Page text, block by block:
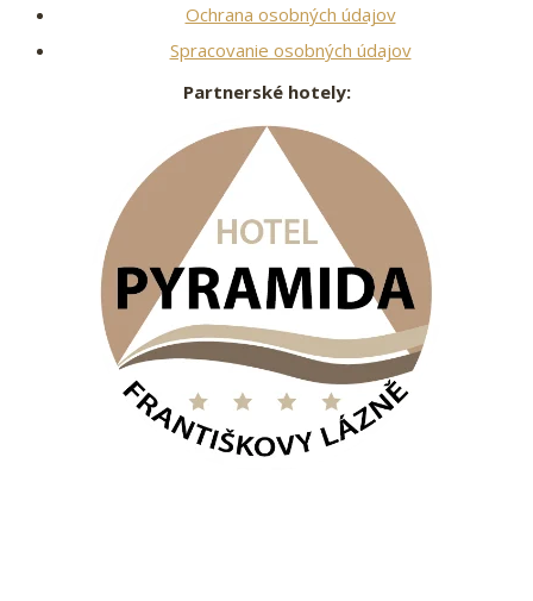
Ochrana osobných údajov
Spracovanie osobných údajov
Partnerské hotely: